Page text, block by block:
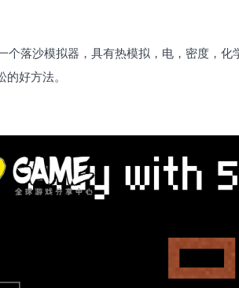
个落沙模拟器，具有热模拟，电，密度，
好方法。